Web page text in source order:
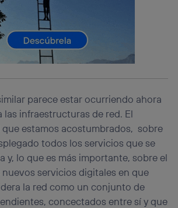
parece estar ocurriendo ahora
las infraestructuras de red. El
que estamos acostumbrados, sobre
todos los servicios que se
y, lo que es más importante, sobre el
nuevos servicios digitales en que
la red como un conjunto de
concectados entre sí y que
se asigna a la conexión de internet, por
que conecte su dispositivo y
la tecnología recibirá el mismo
conexión de banda ancha
(p. ej., Wi-Fi),
análisis se realizará en función de las
navegación de los miembros del hogar
móviles, el marketing será más
que se basará únicamente en la
usuario del móvil.
los consentimientos Utiq seleccionando
en la parte inferior de esta página web o
de privacidad de Utiq
. Para más información, consulta
de Utiq.